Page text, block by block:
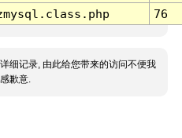
76
细记录, 由此给您带来的访问不便我
歉意.